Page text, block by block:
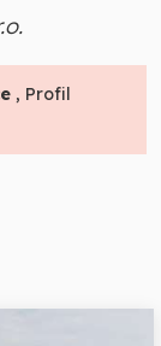
, Profil